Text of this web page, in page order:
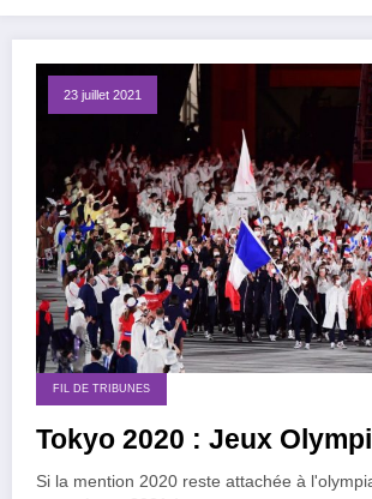
23 juillet 2021
FIL DE TRIBUNES
Tokyo 2020 : Jeux
Si la mention 2020 reste attachée à